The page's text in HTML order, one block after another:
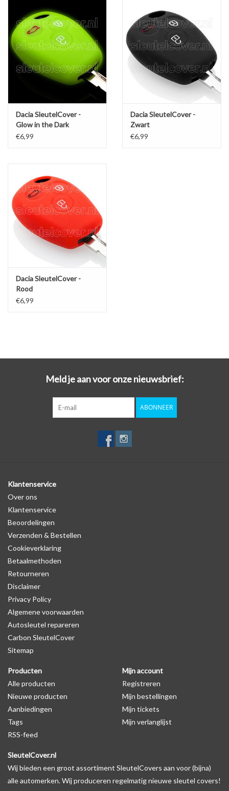
Dacia SleutelCover -
Glow in the Dark
€6,99
Dacia SleutelCover -
Zwart
€6,99
Dacia SleutelCover -
Rood
€6,99
Meld je aan voor onze nieuwsbrief:
ABONNEER
Klantenservice
Over ons
Klantenservice
Beoordelingen
Verzenden & Bestellen
Cookieverklaring
Betaalmethoden
Retourneren
Disclaimer
Privacy Policy
Algemene voorwaarden
Autosleutel repareren
Carbon SleutelCover
Sitemap
Producten
Alle producten
Nieuwe producten
Aanbiedingen
Tags
RSS-feed
Mijn account
Registreren
Mijn bestellingen
Mijn tickets
Mijn verlanglijst
SleutelCover.nl
Wij bieden een groot assortiment SleutelCovers aan voor (bijna)
alle automerken. Wij produceren regelmatig nieuwe sleutel covers!